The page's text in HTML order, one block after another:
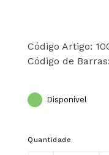
Código Artigo:
Código de
Disponível
Quantidade